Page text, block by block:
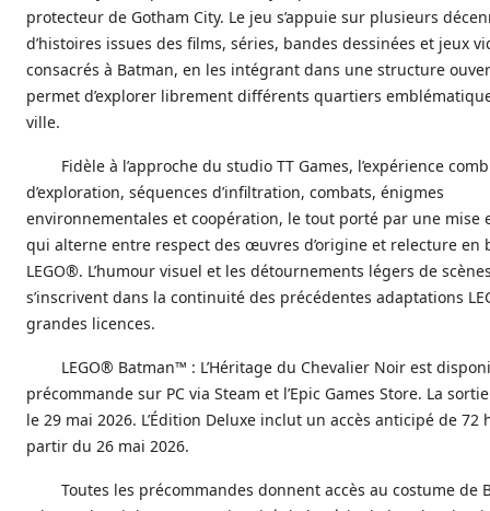
protecteur de Gotham City. Le jeu s’appuie sur plusieurs
d’histoires issues des films, séries, bandes dessinées et jeux
consacrés à Batman, en les intégrant dans une structure
permet d’explorer librement différents quartiers
ville.
Fidèle à l’approche du studio TT Games, l’expérience
d’exploration, séquences d’infiltration, combats, énigmes
environnementales et coopération, le tout porté par une mise
qui alterne entre respect des œuvres d’origine et relecture en
LEGO®. L’humour visuel et les détournements légers de
s’inscrivent dans la continuité des précédentes adaptations
grandes licences.
LEGO® Batman™ : L’Héritage du Chevalier Noir est
précommande sur PC via Steam et l’Epic Games Store. La
le 29 mai 2026. L’Édition Deluxe inclut un accès anticipé de 72
partir du 26 mai 2026.
Toutes les précommandes donnent accès au costume de